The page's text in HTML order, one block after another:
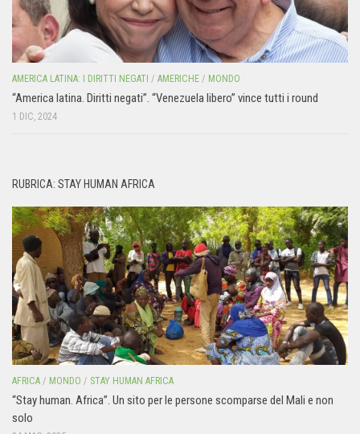
AMERICA LATINA: I DIRITTI NEGATI / AMERICHE / MONDO
“America latina. Diritti negati”. “Venezuela libero” vince tutti i round
1 DIC, 2024
RUBRICA: STAY HUMAN AFRICA
AFRICA / MONDO / STAY HUMAN AFRICA
“Stay human. Africa”. Un sito per le persone scomparse del Mali e non
solo